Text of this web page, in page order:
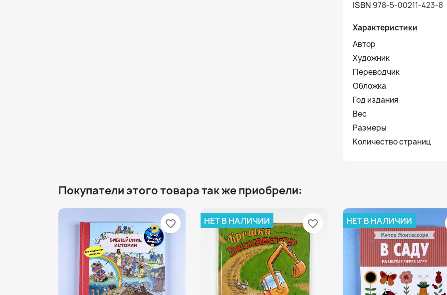
ISBN 978-5-00211-423-8
Характеристики
Автор
Художник
Переводчик
Обложка
Год издания
Вес
Размеры
Количество страниц
Покупатели этого товара так же приобрели:
favorite_border НЕТ В НАЛИЧИИ favorite_border НЕТ В НАЛИЧИИ